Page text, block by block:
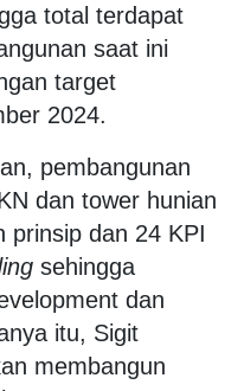
total terdapat
saat ini
target
2024.
pembangunan
dan tower hunian
prinsip dan 24 KPI
sehingga
dan
itu, Sigit
membangun